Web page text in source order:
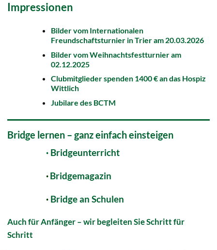
Impressionen
Bilder vom Internationalen
Freundschaftsturnier in Trier am 20.03.2026
Bilder vom Weihnachtsfestturnier am
02.12.2025
Clubmitglieder spenden 1400 € an das Hospiz
Wittlich
Jubilare des BCTM
Bridge lernen – ganz einfach einsteigen
· Bridgeunterricht
·Bridgemagazin
· Bridge an Schulen
Auch für Anfänger – wir begleiten Sie Schritt für
Schritt